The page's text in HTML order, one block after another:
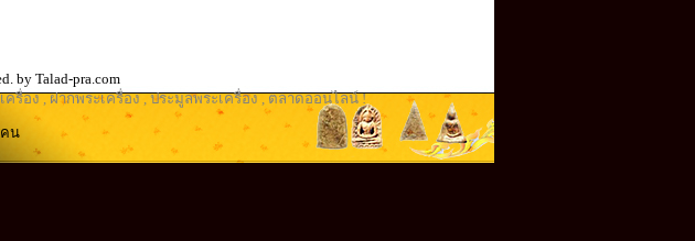
by Talad-pra.com
ครื่อง, ฝากพระเครื่อง, ประมูลพระเครื่อง , ตลาดออนไลน์ !
คน